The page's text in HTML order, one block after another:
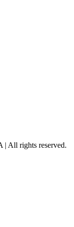
| All rights reserved.